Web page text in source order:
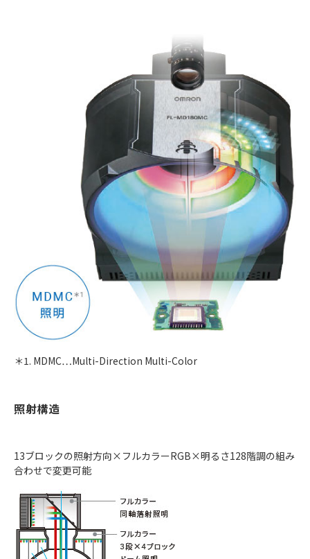
＊1. MDMC…Multi-Direction Multi-Color
照射構造
13ブロックの照射方向×フルカラーRGB×明るさ128階調の組み
合わせで変更可能